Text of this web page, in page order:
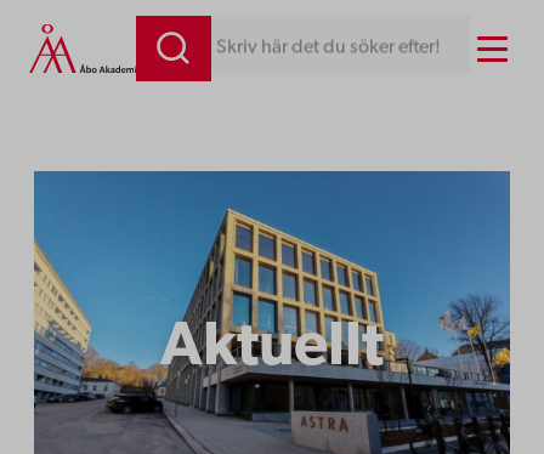
Hoppa
till
Skriv här det du söker efter! Menu
Aktuellt